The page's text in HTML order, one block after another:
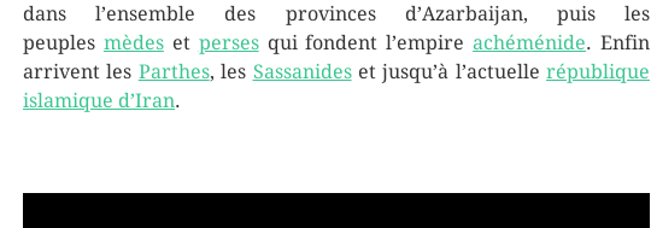
dans l’ensemble des provinces d’Azarbaijan, puis les
peuples mèdeset persesqui fondent l’empireachéménide. Enfin
arrivent les Parthes, les Sassanideset jusqu’à l’actuelle république
islamique d’Iran.